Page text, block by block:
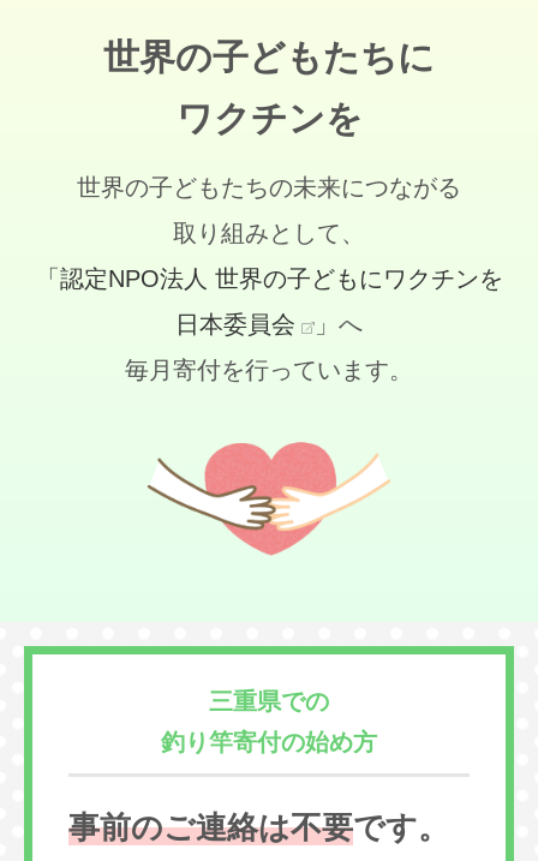
世界の子どもたちに
ワクチンを
世界の子どもたちの未来につながる
取り組みとして、
「認定NPO法人 世界の子どもにワクチンを
日本委員会
」へ
毎月寄付を行っています。
三重県での
釣り竿寄付の始め方
事前のご連絡は不要です。